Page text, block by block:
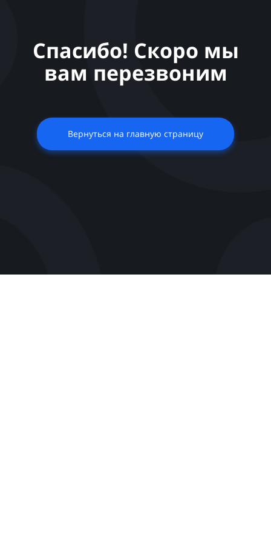
Спасибо! Скоро мы
вам перезвоним
Вернуться на главную страницу